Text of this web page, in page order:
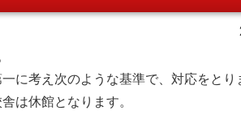
に考え次のような基準で、対応をとり
は休館となります。